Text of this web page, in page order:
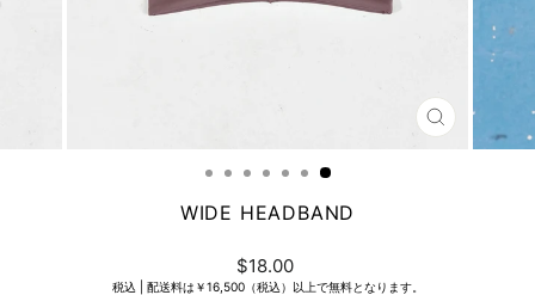
CLOSE
(ESC)
WIDE HEADBAND
Regular
price
$18.00
税込 | 配送料は￥16,500（税込）以上で無料となります。